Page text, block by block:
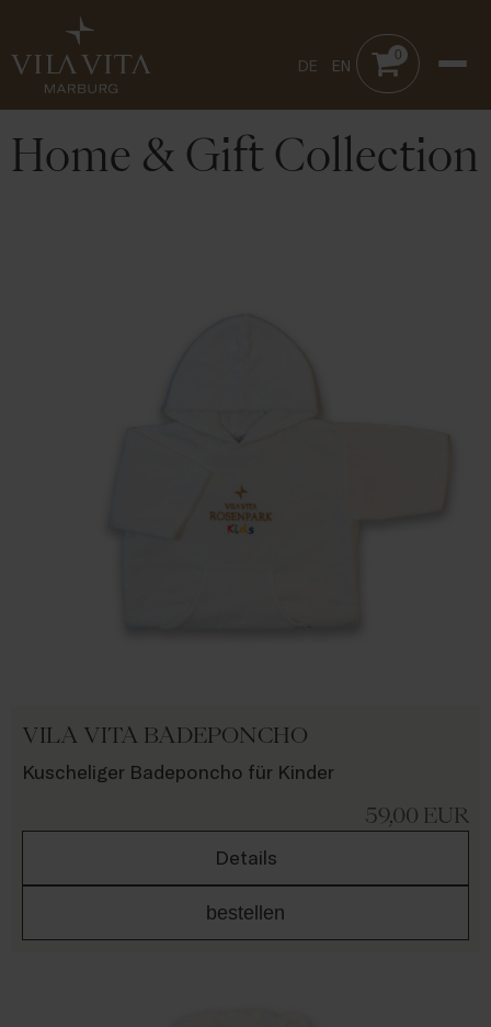
DE EN
0
Home & Gift Collection
VILA VITA BADEPONCHO
Kuscheliger Badeponcho für Kinder
59,00 EUR
Details
bestellen